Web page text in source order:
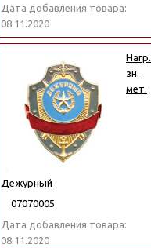
Дата добавления товара:
08.11.2020
Нагр.
зн.
мет.
Дежурный
07070005
Дата добавления товара:
08.11.2020